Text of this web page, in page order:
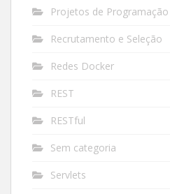
Projetos de Programação
Recrutamento e Seleção
Redes Docker
REST
RESTful
Sem categoria
Servlets